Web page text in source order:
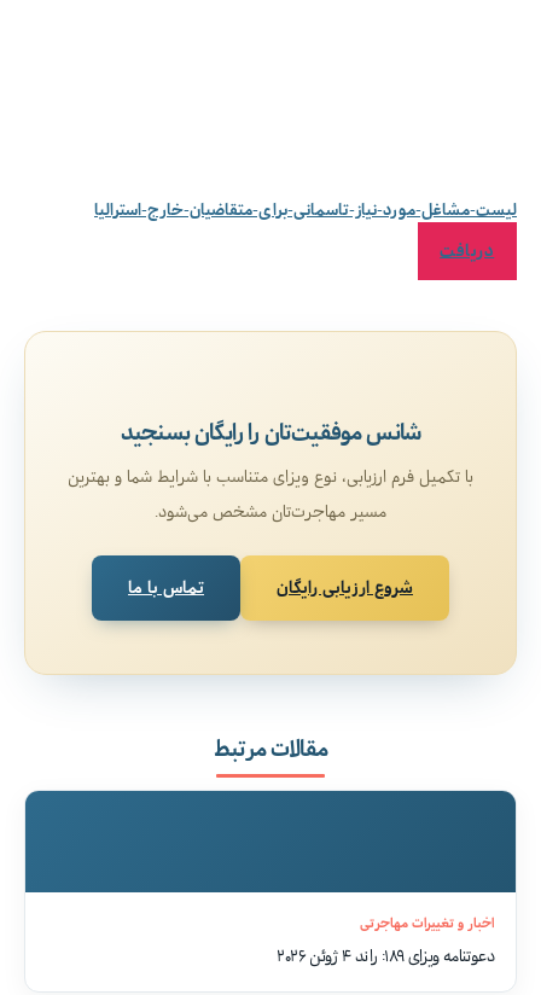
لیست-مشاغل-مورد-نیاز-تاسمانی-برای-متقاضیان-خارج-استرالیا
دریافت
شانس موفقیت‌تان را رایگان بسنجید
با تکمیل فرم ارزیابی، نوع ویزای متناسب با شرایط شما و بهترین
مسیر مهاجرت‌تان مشخص می‌شود.
شروع ارزیابی رایگان تماس با ما
مقالات مرتبط
اخبار و تغییرات مهاجرتی
دعوتنامه ویزای ۱۸۹: راند ۴ ژوئن ۲۰۲۶